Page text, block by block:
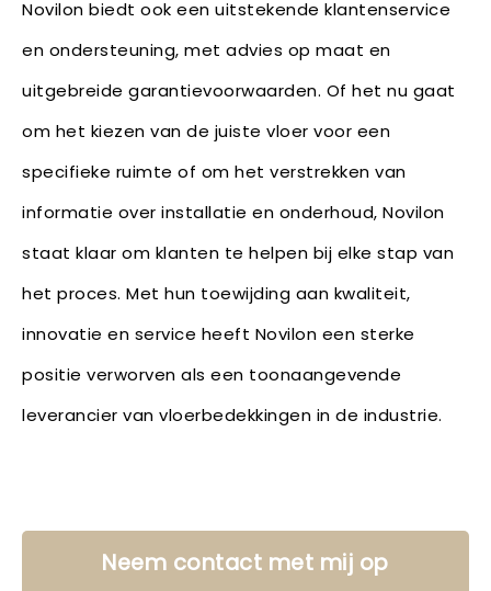
Novilon biedt ook een uitstekende klantenservice
en ondersteuning, met advies op maat en
uitgebreide garantievoorwaarden. Of het nu gaat
om het kiezen van de juiste vloer voor een
specifieke ruimte of om het verstrekken van
informatie over installatie en onderhoud, Novilon
staat klaar om klanten te helpen bij elke stap van
het proces. Met hun toewijding aan kwaliteit,
innovatie en service heeft Novilon een sterke
positie verworven als een toonaangevende
leverancier van vloerbedekkingen in de industrie.
Neem contact met mij op